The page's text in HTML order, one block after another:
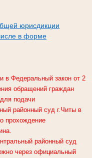
юрисдикции
в форме
в Федеральный закон от 2
обращений граждан
подачи
районный суд г.Читы в
прохождение
районный суд
через официальный